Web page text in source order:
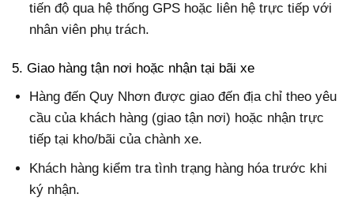
tiến độ qua hệ thống GPS hoặc liên hệ trực tiếp với
nhân viên phụ trách.
5. Giao hàng tận nơi hoặc nhận tại bãi xe
Hàng đến Quy Nhơn được giao đến địa chỉ theo yêu
cầu của khách hàng (giao tận nơi) hoặc nhận trực
tiếp tại kho/bãi của chành xe.
Khách hàng kiểm tra tình trạng hàng hóa trước khi
ký nhận.